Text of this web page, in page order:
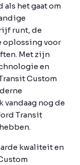
het gaat om
runt, de
oplossing voor
Met zijn
en
Custom
vandaag nog de
Transit
kwaliteit en